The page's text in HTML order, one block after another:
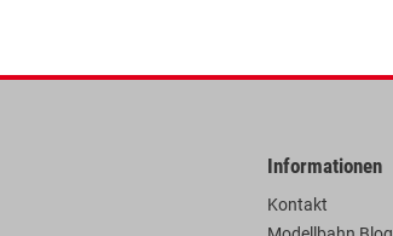
Informationen
Kontakt